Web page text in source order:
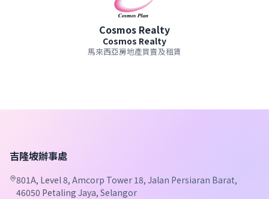
Cosmos Realty
Cosmos Realty
馬來西亞房地產買賣及租賃
吉隆坡辦事處
801A, Level 8, Amcorp Tower 18, Jalan Persiaran Barat,
46050 Petaling Jaya, Selangor